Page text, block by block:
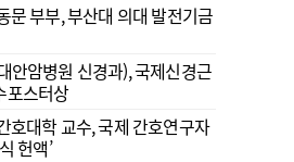
문 부부, 부산대 의대 발전기금
안암병원 신경과), 국제신경근
포스터상
호대학 교수, 국제 간호연구자
헌액’